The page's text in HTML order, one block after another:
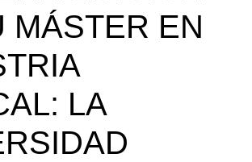
MÁSTER EN
LA